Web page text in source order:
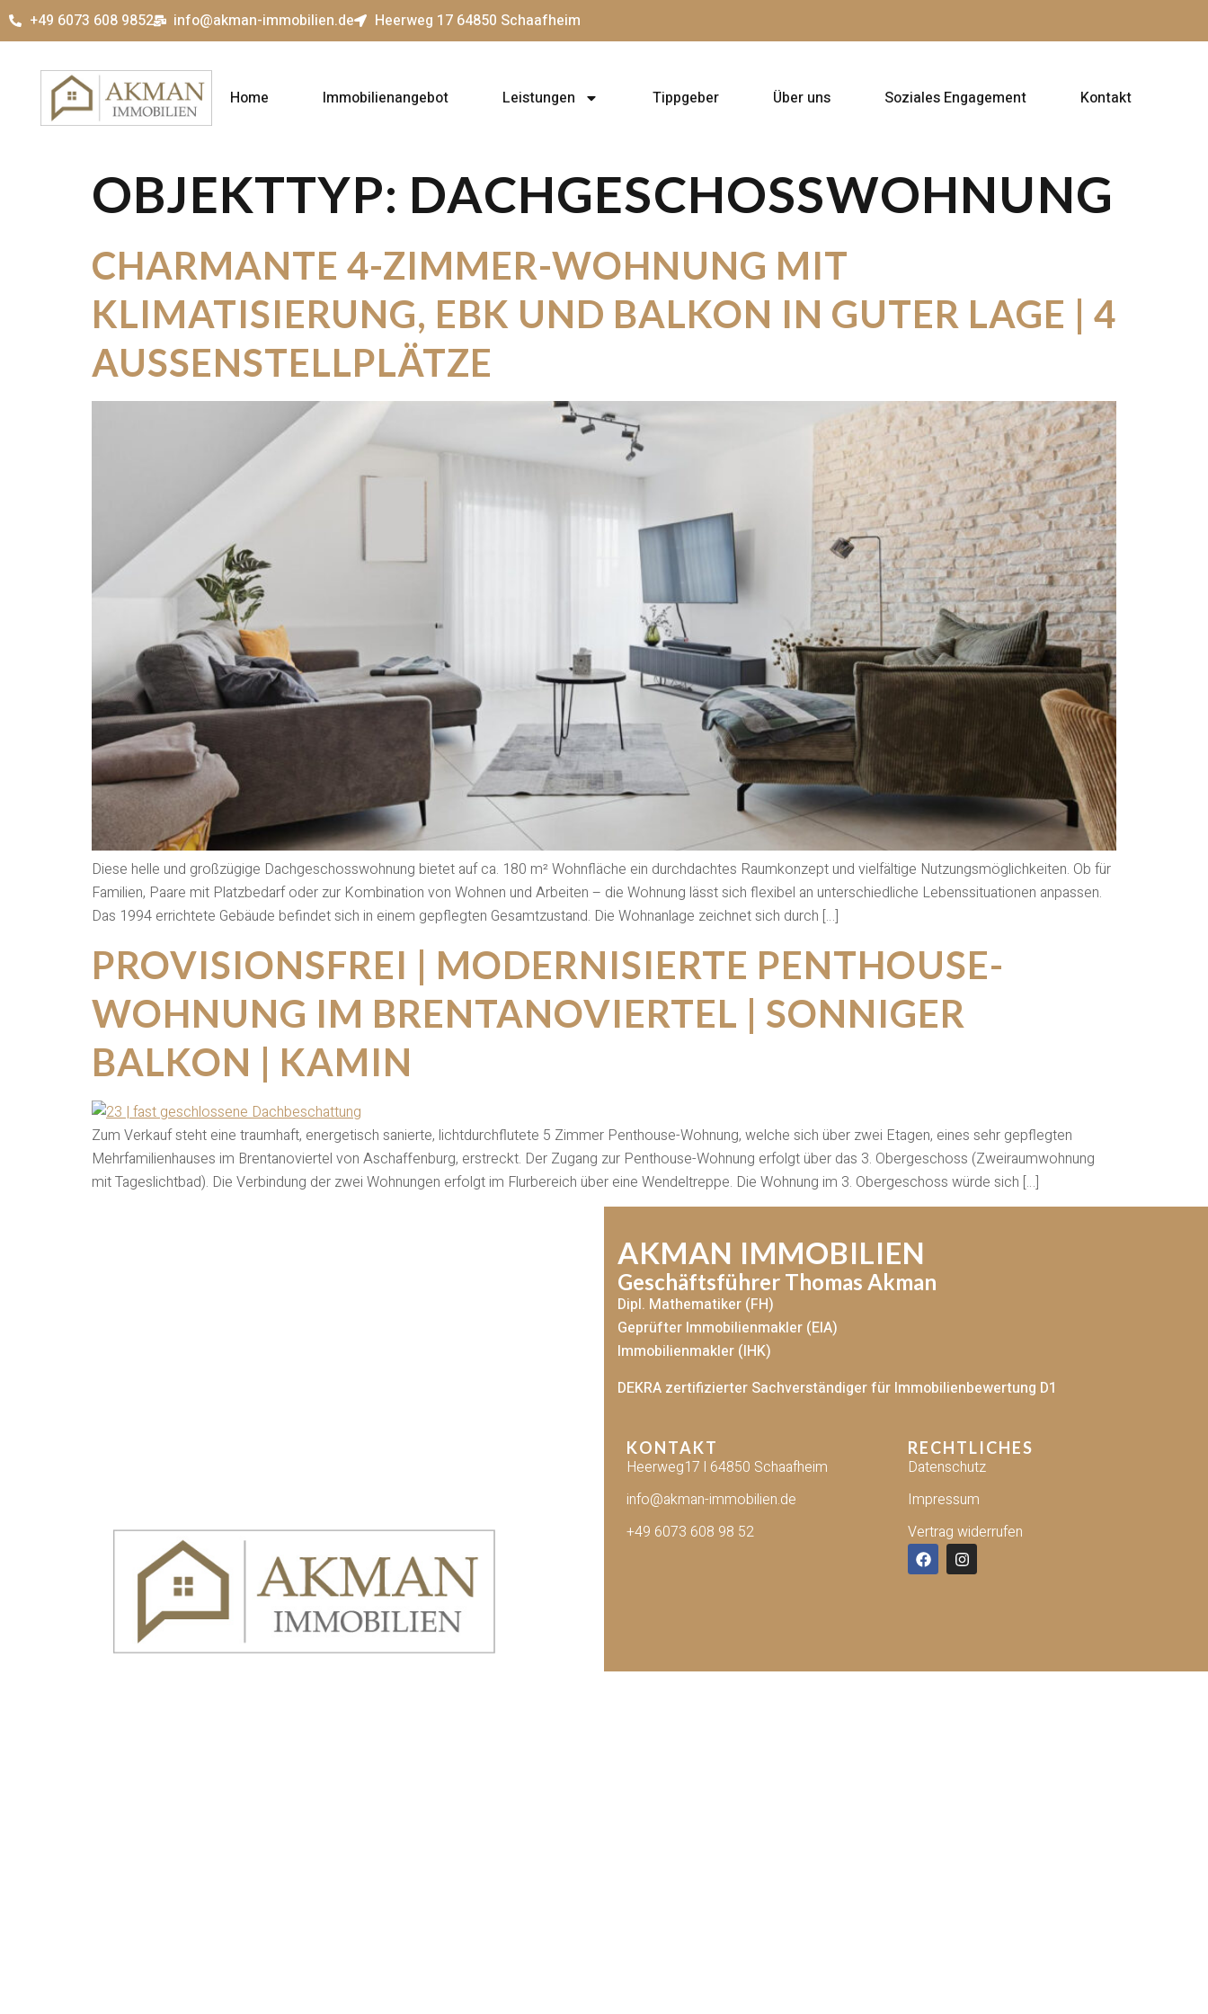
+49 6073 608 9852 info@akman-immobilien.de Heerweg 17 64850 Schaafheim
Home Immobilienangebot Leistungen Tippgeber Über uns Soziales Engagement Kontakt
OBJEKTTYP: DACHGESCHOSSWOHNUNG
CHARMANTE 4-ZIMMER-WOHNUNG MIT
KLIMATISIERUNG, EBK UND BALKON IN GUTER LAGE | 4
AUSSENSTELLPLÄTZE
Diese helle und großzügige Dachgeschosswohnung bietet auf ca. 180 m² Wohnfläche ein durchdachtes Raumkonzept und vielfältige Nutzungsmöglichkeiten. Ob für
Familien, Paare mit Platzbedarf oder zur Kombination von Wohnen und Arbeiten – die Wohnung lässt sich flexibel an unterschiedliche Lebenssituationen anpassen.
Das 1994 errichtete Gebäude befindet sich in einem gepflegten Gesamtzustand. Die Wohnanlage zeichnet sich durch […]
PROVISIONSFREI | MODERNISIERTE PENTHOUSE-
WOHNUNG IM BRENTANOVIERTEL | SONNIGER
BALKON | KAMIN
Zum Verkauf steht eine traumhaft, energetisch sanierte, lichtdurchflutete 5 Zimmer Penthouse-Wohnung, welche sich über zwei Etagen, eines sehr gepflegten
Mehrfamilienhauses im Brentanoviertel von Aschaffenburg, erstreckt. Der Zugang zur Penthouse-Wohnung erfolgt über das 3. Obergeschoss (Zweiraumwohnung
mit Tageslichtbad). Die Verbindung der zwei Wohnungen erfolgt im Flurbereich über eine Wendeltreppe. Die Wohnung im 3. Obergeschoss würde sich […]
AKMAN IMMOBILIEN
Geschäftsführer Thomas Akman
Dipl. Mathematiker (FH)
Geprüfter Immobilienmakler (EIA)
Immobilienmakler (IHK)
DEKRA zertifizierter Sachverständiger für Immobilienbewertung D1
KONTAKT
Heerweg17 l 64850 Schaafheim
info@akman-immobilien.de
+49 6073 608 98 52
RECHTLICHES
Datenschutz
Impressum
Vertrag widerrufen